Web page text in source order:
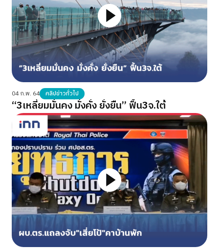
04 ก.พ. 64 คลิปข่าวทั่วไป
“3เหลี่ยมมั่นคง มั่งคั่ง ยั่งยืน” ฟื้น3จ.ใต้